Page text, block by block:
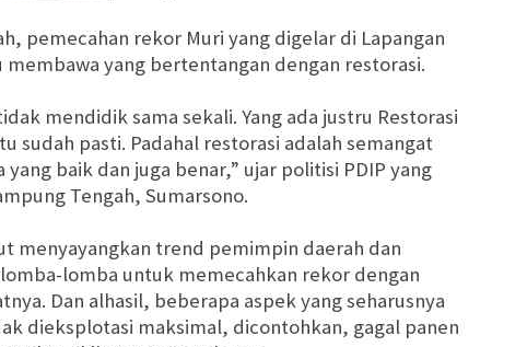
pemecahan rekor Muri yang digelar di Lapangan
yang bertentangan dengan restorasi.
mendidik sama sekali. Yang ada justru Restorasi
sudah pasti. Padahal restorasi adalah semangat
baik dan juga benar,” ujar politisi PDIP yang
Tengah, Sumarsono.
menyayangkan trend pemimpin daerah dan
lomba untuk memecahkan rekor dengan
Dan alhasil, beberapa aspek yang seharusnya
dieksplotasi maksimal, dicontohkan, gagal panen